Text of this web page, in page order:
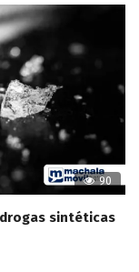
90
sintéticas